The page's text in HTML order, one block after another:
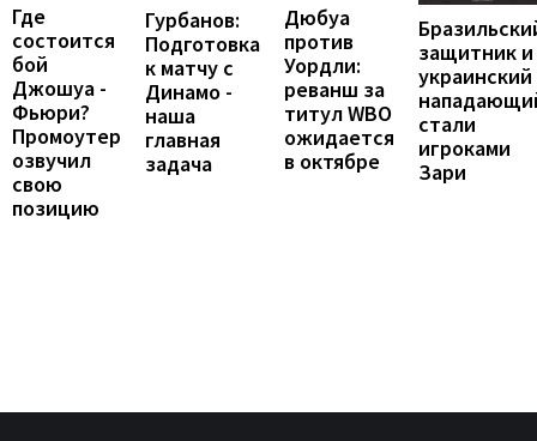
Где
состоится
бой
Джошуа -
Фьюри?
Промоутер
озвучил
свою
позицию
Гурбанов:
Подготовка
к матчу с
Динамо -
наша
главная
задача
Дюбуа
против
Уордли:
реванш за
титул WBO
ожидается
в октябре
защитник и
украинский
стали
игроками
Зари